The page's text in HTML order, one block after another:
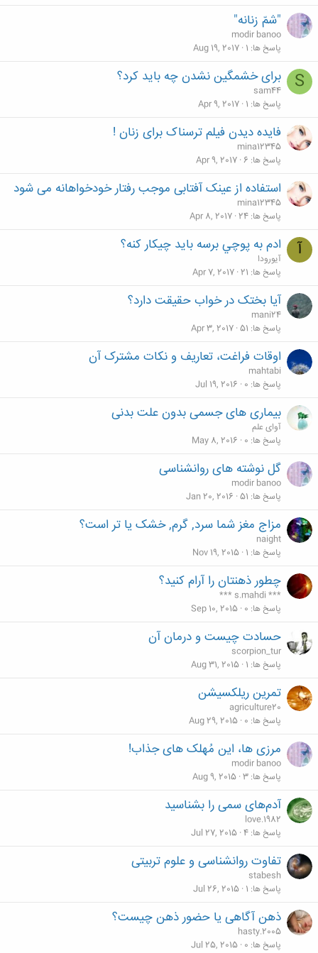
"شمّ زنانه"
modir banoo
پاسخ ها 1
Aug 19, 2017
S برای خشمگین نشدن چه بايد کرد؟
sam44
پاسخ ها 1
Apr 9, 2017
فایده دیدن فیلم ترسناک برای زنان !
mina12345
پاسخ ها 6
Apr 9, 2017
استفاده از عینک آفتابی موجب رفتار خودخواهانه می شود
mina12345
پاسخ ها 24
Apr 8, 2017
آ ادم به پوچي برسه بايد چيكار كنه؟
آیورودا
پاسخ ها 21
Apr 7, 2017
آیا بختک در خواب حقیقت دارد؟
mani24
پاسخ ها 51
Apr 3, 2017
اوقات فراغت، تعاریف و نکات مشترک آن
mahtabi
پاسخ ها 0
Jul 19, 2016
بیماری های جسمی بدون علت بدنی
آوای علم
پاسخ ها 0
May 8, 2016
گل نوشته های روانشناسی
modir banoo
پاسخ ها 51
Jan 20, 2016
مزاج مغز شما سرد, گرم, خشک یا تر است؟
naight
پاسخ ها 1
Nov 19, 2015
چطور ذهنتان را آرام کنید؟
*** s.mahdi ***
پاسخ ها 0
Sep 10, 2015
حسادت چيست و درمان آن
scorpion_tur
پاسخ ها 1
Aug 31, 2015
تمرین ریلکسیشن
agriculture20
پاسخ ها 0
Aug 29, 2015
مرزی ها، این مُهلک های جذاب!
modir banoo
پاسخ ها 3
Aug 9, 2015
آدم‌های سمی را بشناسيد
love.1982
پاسخ ها 4
Jul 27, 2015
تفاوت روانشناسی و علوم تربیتی
stabesh
پاسخ ها 1
Jul 26, 2015
ذهن آگاهی یا حضور ذهن چیست؟
hasty.2005
پاسخ ها 0
Jul 25, 2015